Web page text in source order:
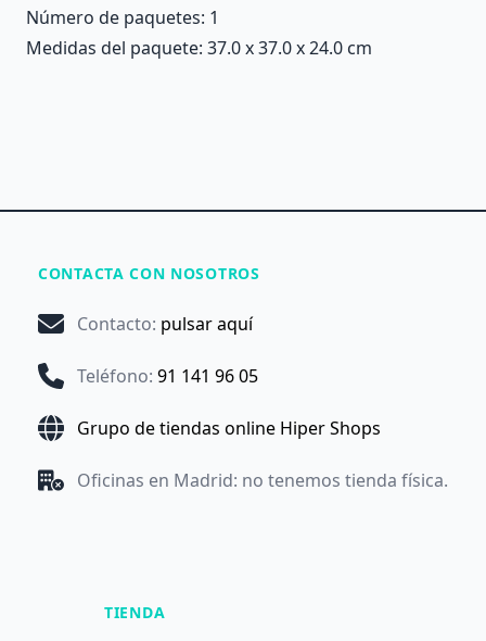
Número de paquetes: 1
Medidas del paquete: 37.0 x 37.0 x 24.0 cm
CONTACTA CON NOSOTROS
Contacto: pulsar aquí
Teléfono: 91 141 96 05
Grupo de tiendas online Hiper Shops
Oficinas en Madrid: no tenemos tienda física.
TIENDA